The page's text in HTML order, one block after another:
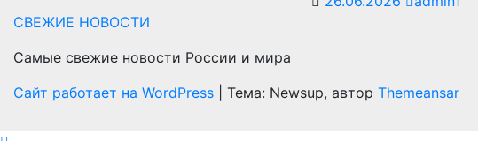
СВЕЖИЕ НОВОСТИ
Самые свежие новости России и мира
Сайт работает на WordPress
Тема: Newsup, автор Themeansar